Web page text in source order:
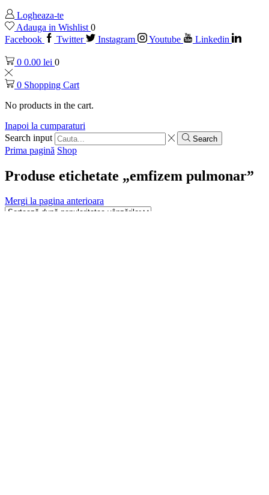
Logheaza-te
Adauga in Wishlist 0
Facebook
Twitter Instagram Youtube Linkedin
0 0.00 lei 0
0 Shopping Cart
No products in the cart.
Inapoi la cumparaturi
Search input
Search
Prima pagină Shop
Produse etichetate „emfizem pulmonar”
Mergi la pagina anterioara